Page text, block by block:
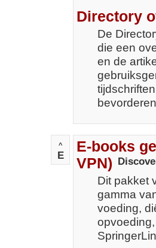
Directory
De
die een
en de
^
E
E-books
VPN)
Dit pakket
gamma
voeding,